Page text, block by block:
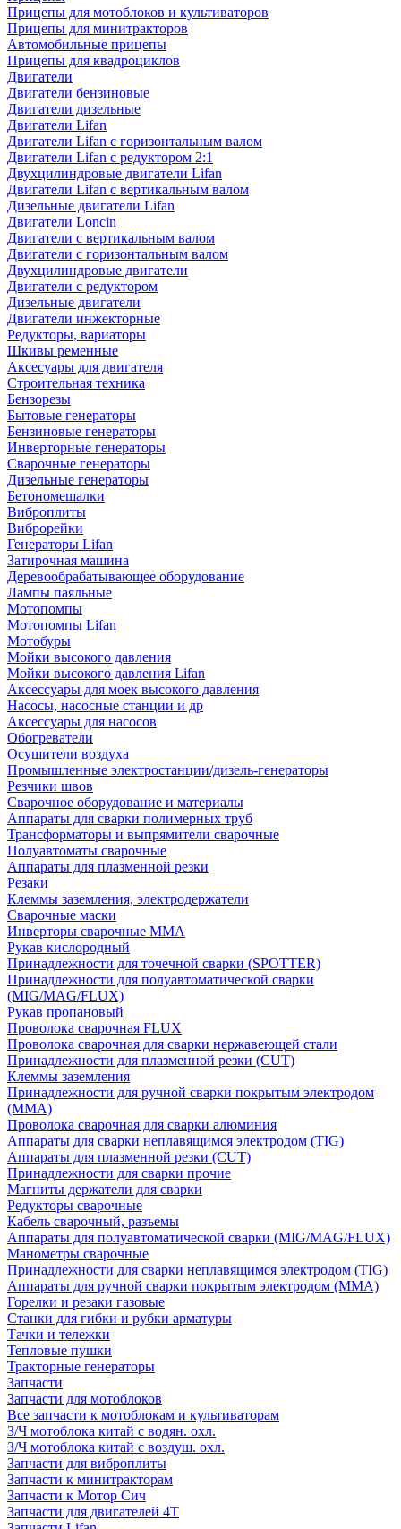
Прицепы для мотоблоков и культиваторов
Прицепы для минитракторов
Автомобильные прицепы
Прицепы для квадроциклов
Двигатели
Двигатели бензиновые
Двигатели дизельные
Двигатели Lifan
Двигатели Lifan с горизонтальным валом
Двигатели Lifan с редуктором 2:1
Двухцилиндровые двигатели Lifan
Двигатели Lifan с вертикальным валом
Дизельные двигатели Lifan
Двигатели Loncin
Двигатели с вертикальным валом
Двигатели с горизонтальным валом
Двухцилиндровые двигатели
Двигатели с редуктором
Дизельные двигатели
Двигатели инжекторные
Редукторы, вариаторы
Шкивы ременные
Аксесуары для двигателя
Строительная техника
Бензорезы
Бытовые генераторы
Бензиновые генераторы
Инверторные генераторы
Сварочные генераторы
Дизельные генераторы
Бетономешалки
Виброплиты
Виброрейки
Генераторы Lifan
Затирочная машина
Деревообрабатывающее оборудование
Лампы паяльные
Мотопомпы
Мотопомпы Lifan
Мотобуры
Мойки высокого давления
Мойки высокого давления Lifan
Аксессуары для моек высокого давления
Насосы, насосные станции и др
Аксессуары для насосов
Обогреватели
Осушители воздуха
Промышленные электростанции/дизель-генераторы
Резчики швов
Сварочное оборудование и материалы
Аппараты для сварки полимерных труб
Трансформаторы и выпрямители сварочные
Полуавтоматы сварочные
Аппараты для плазменной резки
Резаки
Клеммы заземления, электродержатели
Сварочные маски
Инверторы сварочные ММА
Рукав кислородный
Принадлежности для точечной сварки (SPOTTER)
Принадлежности для полуавтоматической сварки
(MIG/MAG/FLUX)
Рукав пропановый
Проволока сварочная FLUX
Проволока сварочная для сварки нержавеющей стали
Принадлежности для плазменной резки (CUT)
Клеммы заземления
Принадлежности для ручной сварки покрытым электродом
(MMA)
Проволока сварочная для сварки алюминия
Аппараты для сварки неплавящимся электродом (TIG)
Аппараты для плазменной резки (CUT)
Принадлежности для сварки прочие
Магниты держатели для сварки
Редукторы сварочные
Кабель сварочный, разъемы
Аппараты для полуавтоматической сварки (MIG/MAG/FLUX)
Манометры сварочные
Принадлежности для сварки неплавящимся электродом (TIG)
Аппараты для ручной сварки покрытым электродом (MMA)
Горелки и резаки газовые
Станки для гибки и рубки арматуры
Тачки и тележки
Тепловые пушки
Тракторные генераторы
Запчасти
Запчасти для мотоблоков
Все запчасти к мотоблокам и культиваторам
З/Ч мотоблока китай с водян. охл.
З/Ч мотоблока китай с воздуш. охл.
Запчасти для виброплиты
Запчасти к минитракторам
Запчасти к Мотор Сич
Запчасти для двигателей 4Т